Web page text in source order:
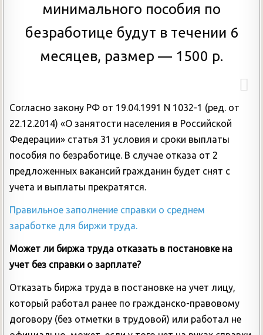
минимального пособия по
безработице будут в течении 6
месяцев, размер — 1500 р.
Согласно закону РФ от 19.04.1991 N 1032-1 (ред. от
22.12.2014) «О занятости населения в Российской
Федерации» статья 31 условия и сроки выплаты
пособия по безработице. В случае отказа от 2
предложенных вакансий гражданин будет снят с
учета и выплаты прекратятся.
Правильное заполнение справки о среднем
заработке для биржи труда.
Может ли биржа труда отказать в постановке на
учет без справки о зарплате?
Отказать биржа труда в постановке на учет лицу,
который работал ранее по гражданско-правовому
договору (без отметки в трудовой) или работал не